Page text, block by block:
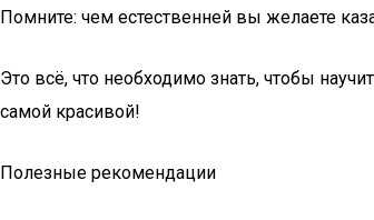
Помните: чем естественней вы желаете
Это всё, что необходимо знать, чтобы
самой красивой!
Полезные рекомендации